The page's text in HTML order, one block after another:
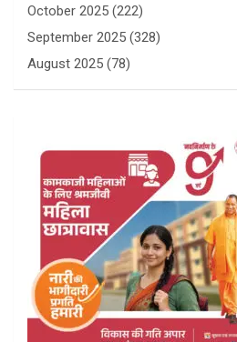
October 2025 (222)
September 2025 (328)
August 2025 (78)